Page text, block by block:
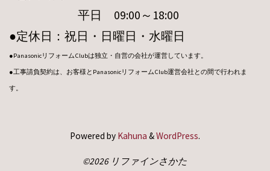
平日 09:00～18:00
●定休日：祝日・日曜日・水曜日
●PanasonicリフォームClubは独立・自営の会社が運営しています。
●工事請負契約は、お客様とPanasonicリフォームClub運営会社との間で行われま
す。
Powered by Kahuna &WordPress.
©2026 リファインさかた